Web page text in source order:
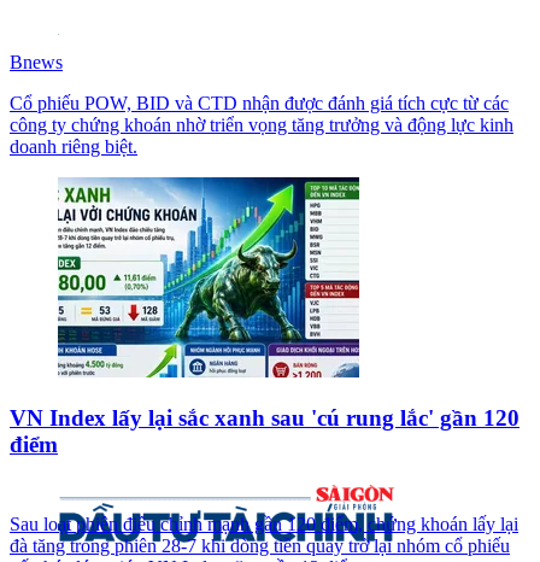
Bnews
Cổ phiếu POW, BID và CTD nhận được đánh giá tích cực từ các
công ty chứng khoán nhờ triển vọng tăng trưởng và động lực kinh
doanh riêng biệt.
VN Index lấy lại sắc xanh sau 'cú rung lắc' gần 120
điểm
Sau loạt phiên điều chỉnh mạnh gần 120 điểm, chứng khoán lấy lại
đà tăng trong phiên 28-7 khi dòng tiền quay trở lại nhóm cổ phiếu